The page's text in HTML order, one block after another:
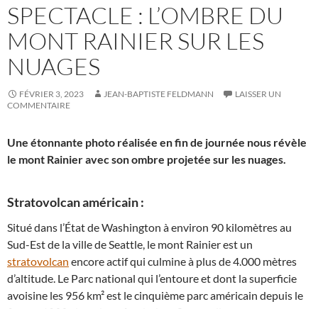
SPECTACLE : L’OMBRE DU
MONT RAINIER SUR LES
NUAGES
FÉVRIER 3, 2023 JEAN-BAPTISTE FELDMANN
LAISSER UN
COMMENTAIRE
Une étonnante photo réalisée en fin de journée nous révèle
le mont Rainier avec son ombre projetée sur les nuages.
Stratovolcan américain :
Situé dans l’État de Washington à environ 90 kilomètres au
Sud-Est de la ville de Seattle, le mont Rainier est un
stratovolcan encore actif qui culmine à plus de 4.000 mètres
d’altitude. Le Parc national qui l’entoure et dont la superficie
avoisine les 956 km² est le cinquième parc américain depuis le